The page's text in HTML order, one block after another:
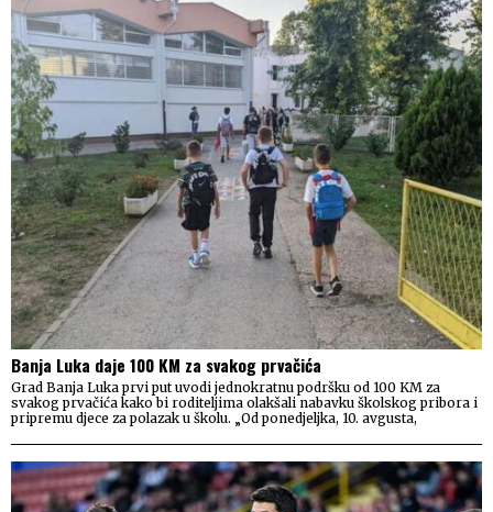
Banja Luka daje 100 KM za svakog prvačića
Grad Banja Luka prvi put uvodi jednokratnu podršku od 100 KM za
svakog prvačića kako bi roditeljima olakšali nabavku školskog pribora i
pripremu djece za polazak u školu. „Od ponedjeljka, 10. avgusta,